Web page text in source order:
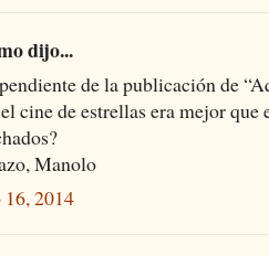
dijo...
de la publicación de
cine de estrellas era mejor que
Manolo
2014